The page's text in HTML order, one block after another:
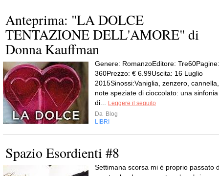
Anteprima: "LA DOLCE
TENTAZIONE DELL'AMORE" di
Donna Kauffman
Genere: RomanzoEditore: Tre60Pagine:
360Prezzo: € 6.99Uscita: 16 Luglio
2015Sinossi:Vaniglia, zenzero, cannella,
note speziate di cioccolato: una sinfonia
di... Leggere il seguito
Da Blog
LIBRI
Spazio Esordienti #8
Settimana scorsa mi è proprio passato